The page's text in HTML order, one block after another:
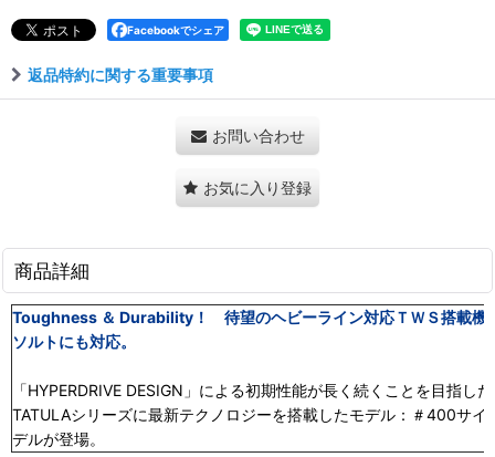
Facebookでシェア
返品特約に関する重要事項
お問い合わせ
お気に入り登録
商品詳細
Toughness ＆ Durability！ 待望のヘビーライン対応ＴＷＳ搭載機
ソルトにも対応。
「HYPERDRIVE DESIGN」による初期性能が長く続くことを目指
TATULAシリーズに最新テクノロジーを搭載したモデル：＃400サ
デルが登場。